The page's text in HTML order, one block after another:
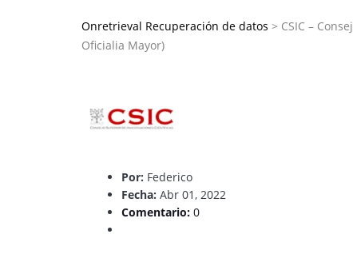
Onretrieval Recuperación de datos > CSIC –
Oficialia Mayor)
Por: Federico
Fecha: Abr 01, 2022
Comentario: 0